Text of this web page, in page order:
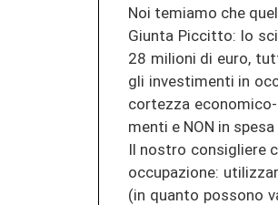
Noi te­mi­a­mo che
Giun­ta Pic­cit­to: lo
28 mi­lio­ni di euro,
gli in­ves­ti­men­ti in
cor­te­z­za
men­ti e NON in
Il nos­tro con­siglie­re
oc­cu­pa­zio­ne:
(in quan­to pos­so­no